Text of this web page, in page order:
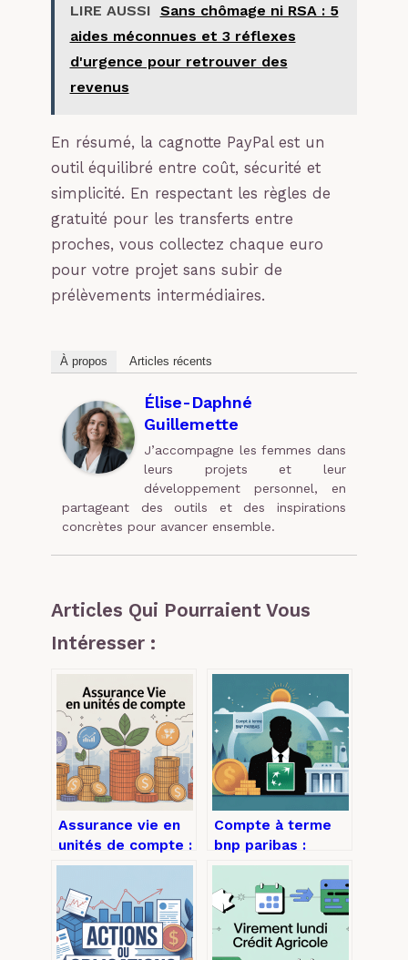
LIRE AUSSI Sans chômage ni RSA : 5
aides méconnues et 3 réflexes
d'urgence pour retrouver des
revenus
En résumé, la cagnotte PayPal est un
outil équilibré entre coût, sécurité et
simplicité. En respectant les règles de
gratuité pour les transferts entre
proches, vous collectez chaque euro
pour votre projet sans subir de
prélèvements intermédiaires.
À propos Articles récents
Élise-Daphné
Guillemette
J’accompagne les femmes dans
leurs projets et leur
développement personnel, en
partageant des outils et des inspirations
concrètes pour avancer ensemble.
Articles Qui Pourraient Vous
Intéresser :
Assurance vie en
unités de compte :
mode d’emploi
pour investir sans
se perdre
Compte à terme
bnp paribas :
fonctionnement,
rendement et
alternatives